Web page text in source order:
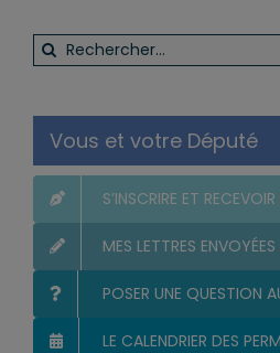
Rechercher:
Vous et votre Député
S’INSCRIRE ET
MES LETTRES
POSER UNE QUESTION
LE CALENDRIER DES